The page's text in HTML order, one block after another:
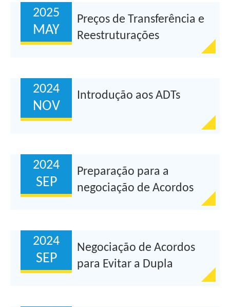
2025
MAY
Preços de Transferência e
Reestruturações
2024
NOV
Introdução aos ADTs
2024
SEP
Preparação para a
negociação de Acordos
2024
SEP
Negociação de Acordos
para Evitar a Dupla